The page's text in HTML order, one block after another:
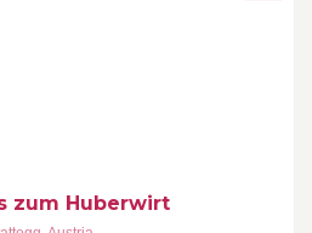
zum Huberwirt